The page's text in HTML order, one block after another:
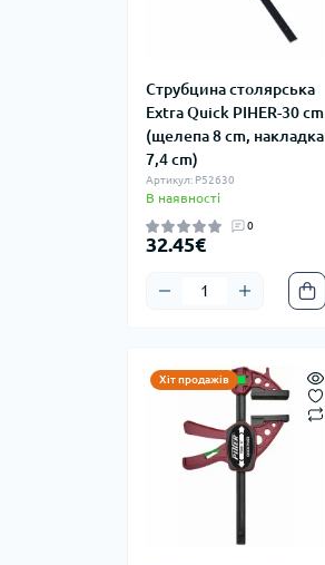
Струбцина столярська
Extra Quick PIHER-30 cm
(щелепа 8 cm, накладка
7,4 cm)
Артикул: P52630
В наявності
0
32.45€
Хіт продажів